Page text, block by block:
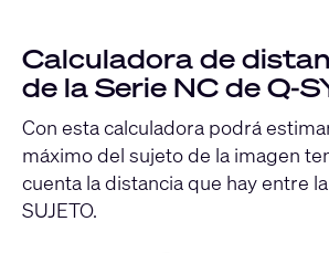
Calculadora de
de la Serie NC de Q-
Con esta calculadora podrá
máximo del sujeto de la imagen
cuenta la distancia que hay entre
SUJETO.